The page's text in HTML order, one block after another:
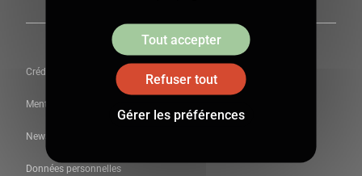
Crédits
Mentions légales
Newsletter du Louvre
Données personnelles
Tout accepter
Refuser tout
Gérer les préférences